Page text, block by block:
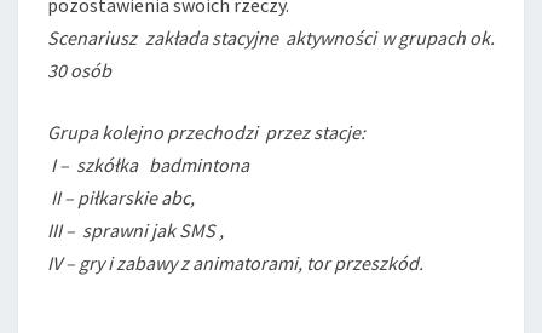
pozostawienia swoich rzeczy.
Scenariusz zakłada stacyjne aktywności w grupach ok.
30 osób
Grupa kolejno przechodzi przez stacje:
I – szkółka badmintona
II – piłkarskie abc,
III – sprawni jak SMS ,
IV – gry i zabawy z animatorami, tor przeszkód.